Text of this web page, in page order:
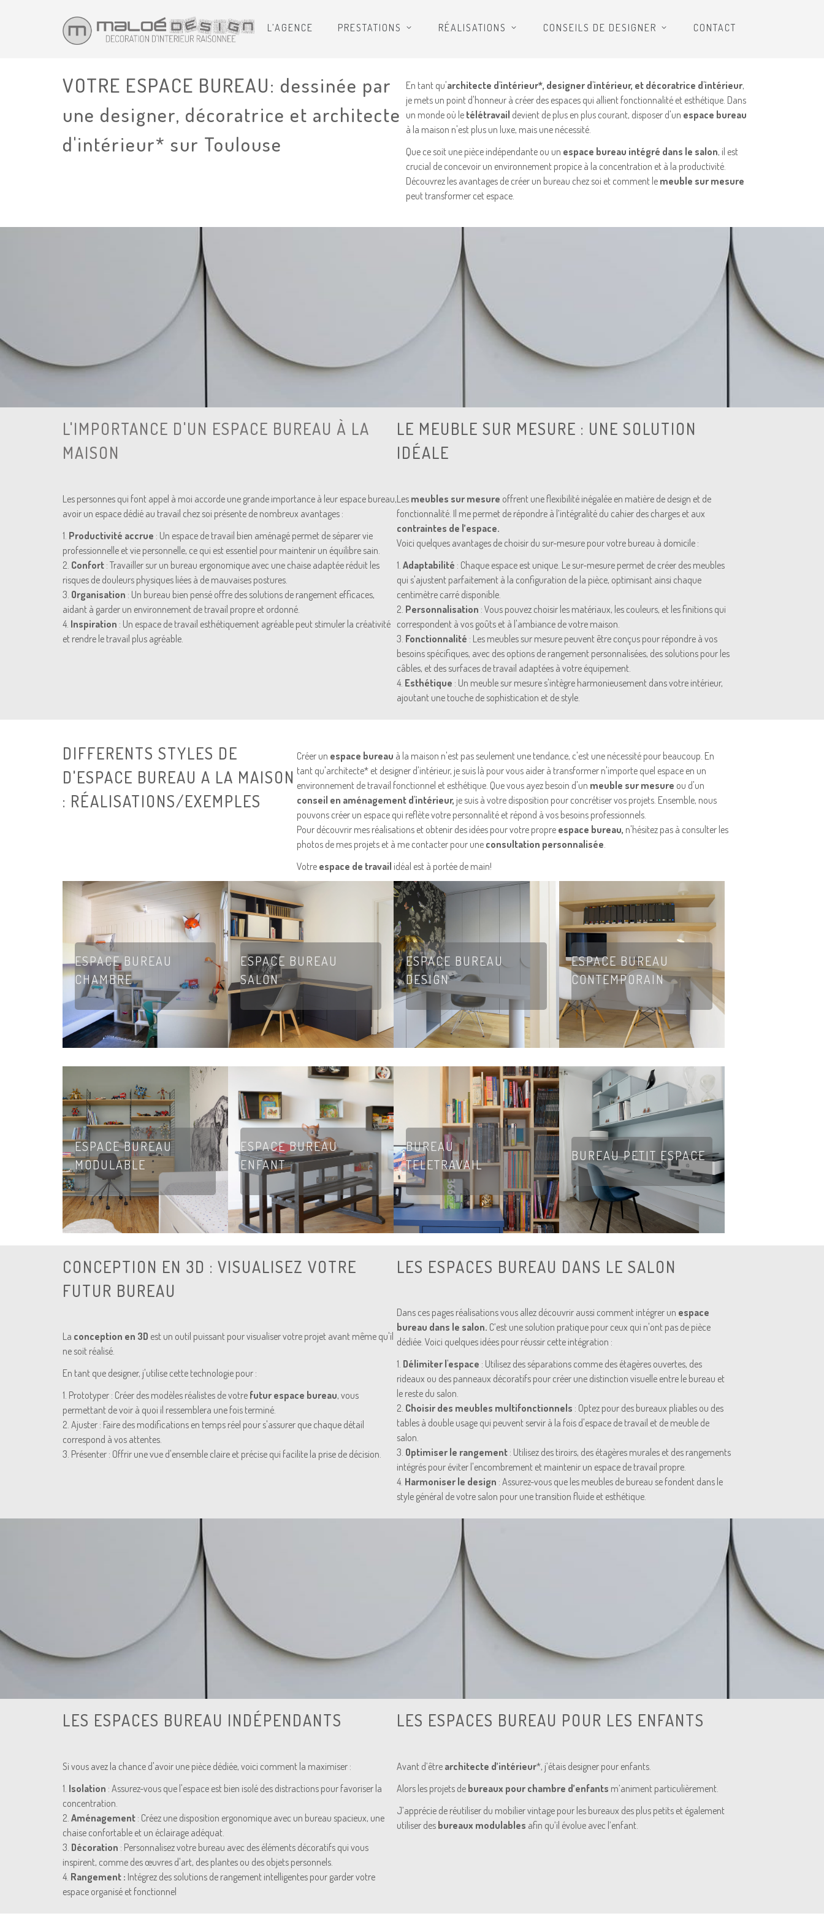
L’AGENCE PRESTATIONS RÉALISATIONS CONSEILS DE DESIGNER CONTACT
VOTRE ESPACE BUREAU: dessinée par
une designer, décoratrice et architecte
d'intérieur* sur Toulouse
En tant qu'architecte d'intérieur*, designer d'intérieur, et décoratrice d'intérieur,
je mets un point d'honneur à créer des espaces qui allient fonctionnalité et esthétique. Dans
un monde où le télétravail devient de plus en plus courant, disposer d'un espace bureau
à la maison n'est plus un luxe, mais une nécessité.
Que ce soit une pièce indépendante ou un espace bureau intégré dans le salon, il est
crucial de concevoir un environnement propice à la concentration et à la productivité.
Découvrez les avantages de créer un bureau chez soi et comment le meuble sur mesure
peut transformer cet espace.
L'IMPORTANCE D'UN ESPACE BUREAU À LA
MAISON
Les personnes qui font appel à moi accorde une grande importance à leur espace bureau,
avoir un espace dédié au travail chez soi présente de nombreux avantages :
1. Productivité accrue : Un espace de travail bien aménagé permet de séparer vie
professionnelle et vie personnelle, ce qui est essentiel pour maintenir un équilibre sain.
2. Confort : Travailler sur un bureau ergonomique avec une chaise adaptée réduit les
risques de douleurs physiques liées à de mauvaises postures.
3. Organisation : Un bureau bien pensé offre des solutions de rangement efficaces,
aidant à garder un environnement de travail propre et ordonné.
4. Inspiration : Un espace de travail esthétiquement agréable peut stimuler la créativité
et rendre le travail plus agréable.
LE MEUBLE SUR MESURE : UNE SOLUTION
IDÉALE
Les meubles sur mesure offrent une flexibilité inégalée en matière de design et de
fonctionnalité. Il me permet de répondre à l’intégralité du cahier des charges et aux
contraintes de l’espace.
Voici quelques avantages de choisir du sur-mesure pour votre bureau à domicile :
1. Adaptabilité : Chaque espace est unique. Le sur-mesure permet de créer des meubles
qui s'ajustent parfaitement à la configuration de la pièce, optimisant ainsi chaque
centimètre carré disponible.
2. Personnalisation : Vous pouvez choisir les matériaux, les couleurs, et les finitions qui
correspondent à vos goûts et à l'ambiance de votre maison.
3. Fonctionnalité : Les meubles sur mesure peuvent être conçus pour répondre à vos
besoins spécifiques, avec des options de rangement personnalisées, des solutions pour les
câbles, et des surfaces de travail adaptées à votre équipement.
4. Esthétique : Un meuble sur mesure s'intègre harmonieusement dans votre intérieur,
ajoutant une touche de sophistication et de style.
DIFFERENTS STYLES DE
D'ESPACE BUREAU A LA MAISON
: RÉALISATIONS/EXEMPLES
Créer un espace bureau à la maison n'est pas seulement une tendance, c'est une nécessité pour beaucoup. En
tant qu'architecte* et designer d'intérieur, je suis là pour vous aider à transformer n'importe quel espace en un
environnement de travail fonctionnel et esthétique. Que vous ayez besoin d'un meuble sur mesure ou d'un
conseil en aménagement d'intérieur, je suis à votre disposition pour concrétiser vos projets. Ensemble, nous
pouvons créer un espace qui reflète votre personnalité et répond à vos besoins professionnels.
Pour découvrir mes réalisations et obtenir des idées pour votre propre espace bureau, n'hésitez pas à consulter les
photos de mes projets et à me contacter pour une consultation personnalisée
Votre espace de travail idéal est à portée de main!
ESPACE BUREAU
CHAMBRE
ESPACE BUREAU
SALON
ESPACE BUREAU
DESIGN
ESPACE BUREAU
CONTEMPORAIN
ESPACE BUREAU
MODULABLE
ESPACE BUREAU
ENFANT
BUREAU
TELETRAVAIL
BUREAU PETIT ESPACE
CONCEPTION EN 3D : VISUALISEZ VOTRE
FUTUR BUREAU
La conception en 3D est un outil puissant pour visualiser votre projet avant même qu'il
ne soit réalisé.
En tant que designer, j'utilise cette technologie pour :
1. Prototyper : Créer des modèles réalistes de votre futur espace bureau, vous
permettant de voir à quoi il ressemblera une fois terminé.
2. Ajuster : Faire des modifications en temps réel pour s'assurer que chaque détail
correspond à vos attentes.
3. Présenter : Offrir une vue d'ensemble claire et précise qui facilite la prise de décision.
LES ESPACES BUREAU DANS LE SALON
Dans ces pages réalisations vous allez découvrir aussi comment intégrer un espace
bureau dans le salon. C’est une solution pratique pour ceux qui n'ont pas de pièce
dédiée. Voici quelques idées pour réussir cette intégration :
1. Délimiter l'espace : Utilisez des séparations comme des étagères ouvertes, des
rideaux ou des panneaux décoratifs pour créer une distinction visuelle entre le bureau et
le reste du salon.
2. Choisir des meubles multifonctionnels : Optez pour des bureaux pliables ou des
tables à double usage qui peuvent servir à la fois d'espace de travail et de meuble de
salon.
3. Optimiser le rangement : Utilisez des tiroirs, des étagères murales et des rangements
intégrés pour éviter l'encombrement et maintenir un espace de travail propre.
4. Harmoniser le design : Assurez-vous que les meubles de bureau se fondent dans le
style général de votre salon pour une transition fluide et esthétique.
LES ESPACES BUREAU INDÉPENDANTS
Si vous avez la chance d'avoir une pièce dédiée, voici comment la maximiser :
1. Isolation : Assurez-vous que l'espace est bien isolé des distractions pour favoriser la
concentration.
2. Aménagement : Créez une disposition ergonomique avec un bureau spacieux, une
chaise confortable et un éclairage adéquat.
3. Décoration : Personnalisez votre bureau avec des éléments décoratifs qui vous
inspirent, comme des œuvres d'art, des plantes ou des objets personnels.
4. Rangement : Intégrez des solutions de rangement intelligentes pour garder votre
espace organisé et fonctionnel
LES ESPACES BUREAU POUR LES ENFANTS
Avant d’être architecte d’intérieur*, j’étais designer pour enfants.
Alors les projets de bureaux pour chambre d’enfants m’animent particulièrement.
J’apprécie de réutiliser du mobilier vintage pour les bureaux des plus petits et également
utiliser des bureaux modulables afin qu’il évolue avec l’enfant.